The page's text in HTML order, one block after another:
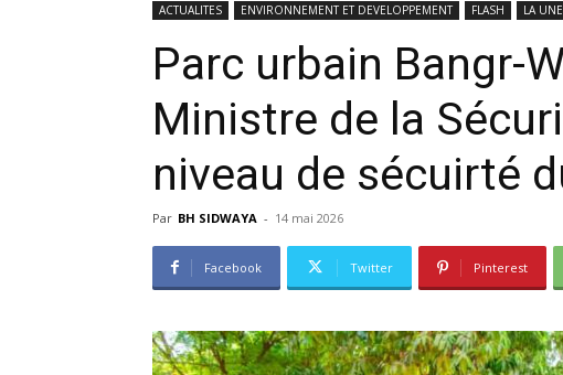
ACTUALITES ENVIRONNEMENT ET DEVELOPPEMENT FLASH LA
Parc urbain Bangr-
Ministre de la
niveau de sécuirté
Par BH SIDWAYA - 14 mai 2026
Facebook Twitter Pinterest